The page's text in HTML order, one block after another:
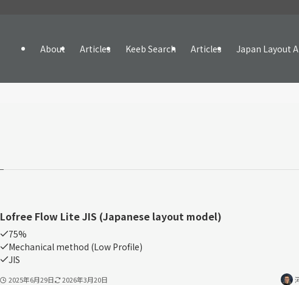
About Articles Keeb Search Articles Japan Layout
Lofree Flow Lite JIS (Japanese layout model)
75%
Mechanical method (Low Profile)
JIS
2025年6月29日 2026年3月20日